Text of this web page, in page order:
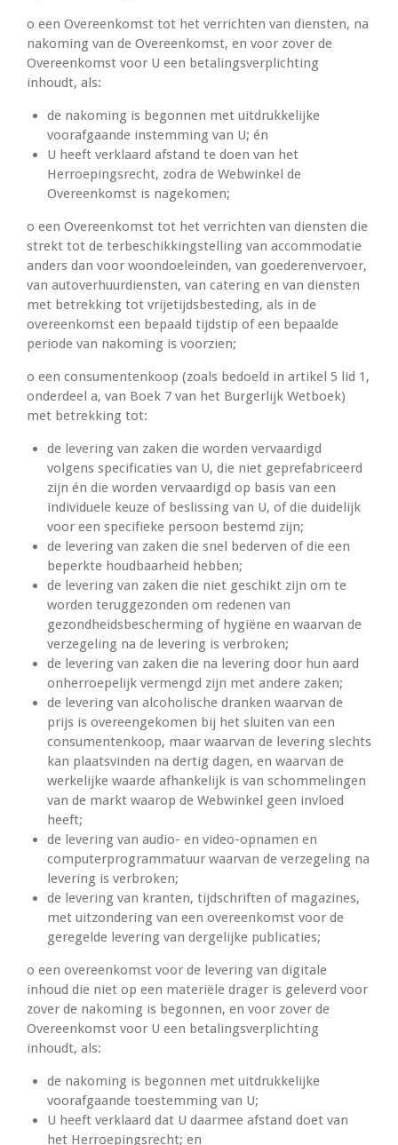
o een Overeenkomst tot het verrichten van diensten, na
nakoming van de Overeenkomst, en voor zover de
Overeenkomst voor U een betalingsverplichting
inhoudt, als:
de nakoming is begonnen met uitdrukkelijke
voorafgaande instemming van U; én
U heeft verklaard afstand te doen van het
Herroepingsrecht, zodra de Webwinkel de
Overeenkomst is nagekomen;
o een Overeenkomst tot het verrichten van diensten die
strekt tot de terbeschikkingstelling van accommodatie
anders dan voor woondoeleinden, van goederenvervoer,
van autoverhuurdiensten, van catering en van diensten
met betrekking tot vrijetijdsbesteding, als in de
overeenkomst een bepaald tijdstip of een bepaalde
periode van nakoming is voorzien;
o een consumentenkoop (zoals bedoeld in artikel 5 lid 1,
onderdeel a, van Boek 7 van het Burgerlijk Wetboek)
met betrekking tot:
de levering van zaken die worden vervaardigd
volgens specificaties van U, die niet geprefabriceerd
zijn én die worden vervaardigd op basis van een
individuele keuze of beslissing van U, of die duidelijk
voor een specifieke persoon bestemd zijn;
de levering van zaken die snel bederven of die een
beperkte houdbaarheid hebben;
de levering van zaken die niet geschikt zijn om te
worden teruggezonden om redenen van
gezondheidsbescherming of hygiëne en waarvan de
verzegeling na de levering is verbroken;
de levering van zaken die na levering door hun aard
onherroepelijk vermengd zijn met andere zaken;
de levering van alcoholische dranken waarvan de
prijs is overeengekomen bij het sluiten van een
consumentenkoop, maar waarvan de levering slechts
kan plaatsvinden na dertig dagen, en waarvan de
werkelijke waarde afhankelijk is van schommelingen
van de markt waarop de Webwinkel geen invloed
heeft;
de levering van audio- en video-opnamen en
computerprogrammatuur waarvan de verzegeling na
levering is verbroken;
de levering van kranten, tijdschriften of magazines,
met uitzondering van een overeenkomst voor de
geregelde levering van dergelijke publicaties;
o een overeenkomst voor de levering van digitale
inhoud die niet op een materiële drager is geleverd voor
zover de nakoming is begonnen, en voor zover de
Overeenkomst voor U een betalingsverplichting
inhoudt, als:
de nakoming is begonnen met uitdrukkelijke
voorafgaande toestemming van U;
U heeft verklaard dat U daarmee afstand doet van
het Herroepingsrecht; en